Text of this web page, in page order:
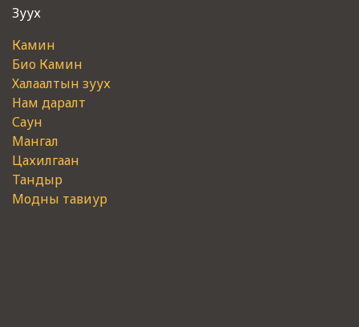
Зуух
Камин
Био Камин
Халаалтын зуух
Нам даралт
Саун
Мангал
Цахилгаан
Тандыр
Модны тавиур